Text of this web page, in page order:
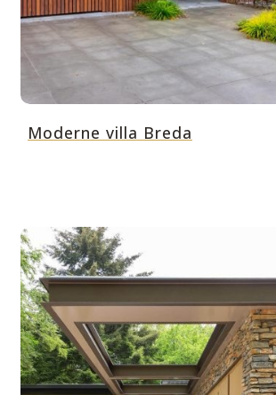
Moderne villa Breda